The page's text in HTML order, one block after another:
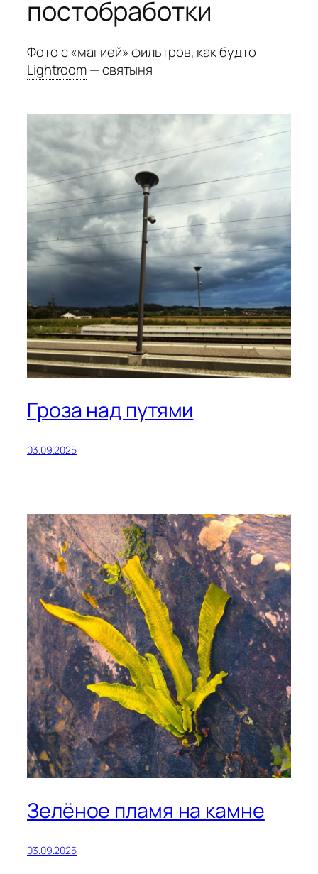
постобработки
Фото с «магией» фильтров, как будто
Lightroom— святыня
Гроза над путями
03.09.2025
Зелёное пламя на камне
03.09.2025